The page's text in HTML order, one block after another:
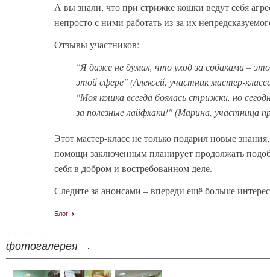
А вы знали, что при стрижке кошки ведут себя
непросто с ними работать из-за их
Отзывы участников:
"Я даже не думал, что уход за собаками –
этой сфере" (Алексей, участник мастер-
"Моя кошка всегда боялась стрижки, но
за полезные лайфхаки!" (Марина, участница
Этот мастер-класс не только подарил новые
помощи заключенным планирует продолжать
себя в добром и востребованном деле.
Следите за анонсами – впереди ещё больше
Блог
фотогалерея